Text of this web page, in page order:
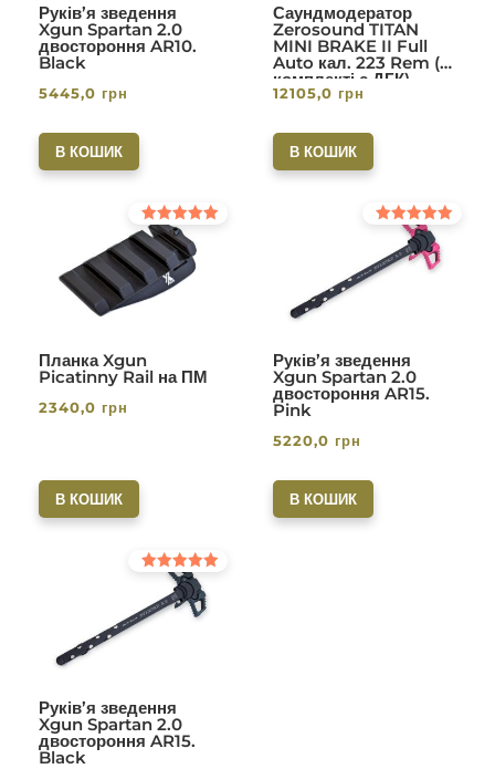
Руків’я зведення
Xgun Spartan 2.0
двостороння AR10.
Black
5445,0 грн
В КОШИК
Саундмодератор
Zerosound TITAN
MINI BRAKE II Full
Auto кал. 223 Rem (в
комплекті с ДГК)
різьба 1/2-28. Вlack
12105,0 грн
В КОШИК
Планка Xgun
Picatinny Rail на ПМ
Оцінено в
5.00
з 5
2340,0 грн
В КОШИК
Руків’я зведення
Xgun Spartan 2.0
двостороння AR15.
Pink
Оцінено в
з 5
5220,0 грн
В КОШИК
Руків’я зведення
Xgun Spartan 2.0
двостороння AR15.
Black
Оцінено в
з 5